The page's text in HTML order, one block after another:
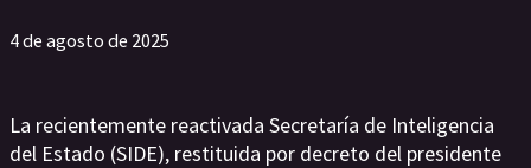
4 de agosto de 2025
La recientemente reactivada Secretaría de Inteligencia
del Estado (SIDE), restituida por decreto del presidente